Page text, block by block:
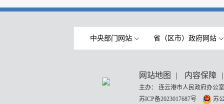
中央部门网站 省（区市）政府网站
网站地图 | 内容保障 |
主办： 连云港市人民政府办
苏ICP备2023017687号
苏